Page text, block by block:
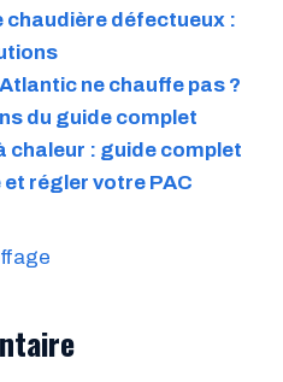
chaudière défectueux :
ne chauffe pas ?
du guide complet
chaleur : guide complet
régler votre PAC